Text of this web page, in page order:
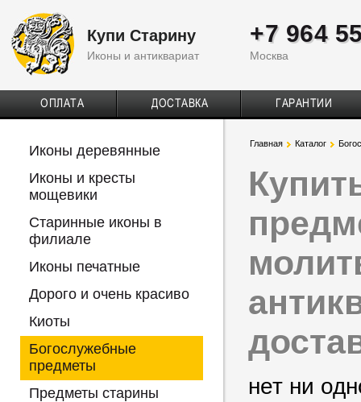
Купи Старину
Иконы и антиквариат
+7 964
Москва
ОПЛАТА ДОСТАВКА ГАРАНТИИ
Иконы деревянные
Иконы и кресты
мощевики
Старинные иконы в
филиале
Иконы печатные
Дорого и очень красиво
Киоты
Богослужебные
предметы
Предметы старины
Главная Каталог
нет ни